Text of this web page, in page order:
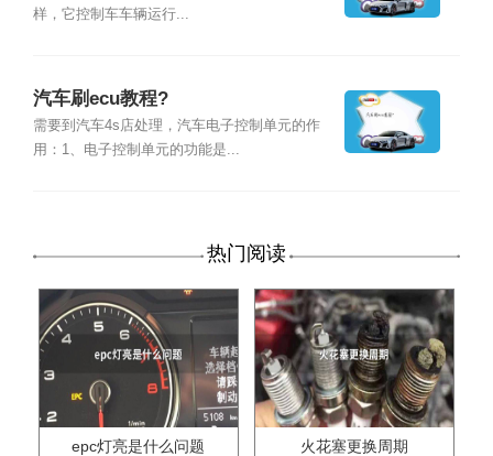
样，它控制车车辆运行...
汽车刷ecu教程?
需要到汽车4s店处理，汽车电子控制单元的作
用：1、电子控制单元的功能是...
热门阅读
epc灯亮是什么问题 火花塞更换周期